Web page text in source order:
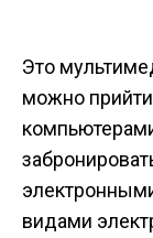
Это
можно
видами